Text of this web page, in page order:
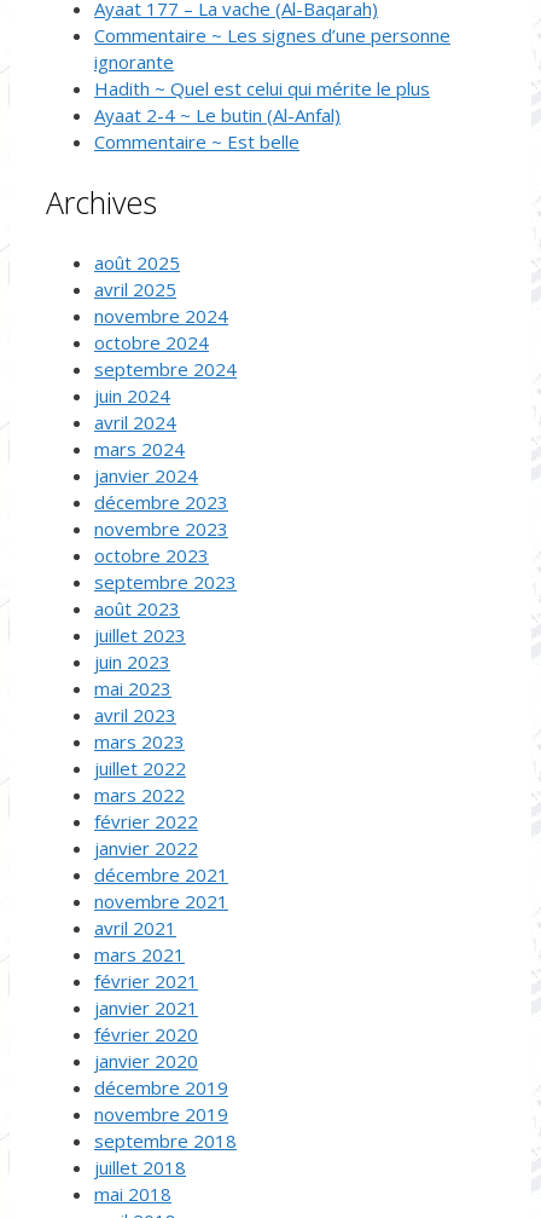
Ayaat 177 – La vache (Al-Baqarah)
Commentaire ~ Les signes d’une personne
ignorante
Hadith ~ Quel est celui qui mérite le plus
Ayaat 2-4 ~ Le butin (Al-Anfal)
Commentaire ~ Est belle
Archives
août 2025
avril 2025
novembre 2024
octobre 2024
septembre 2024
juin 2024
avril 2024
mars 2024
janvier 2024
décembre 2023
novembre 2023
octobre 2023
septembre 2023
août 2023
juillet 2023
juin 2023
mai 2023
avril 2023
mars 2023
juillet 2022
mars 2022
février 2022
janvier 2022
décembre 2021
novembre 2021
avril 2021
mars 2021
février 2021
janvier 2021
février 2020
janvier 2020
décembre 2019
novembre 2019
septembre 2018
juillet 2018
mai 2018